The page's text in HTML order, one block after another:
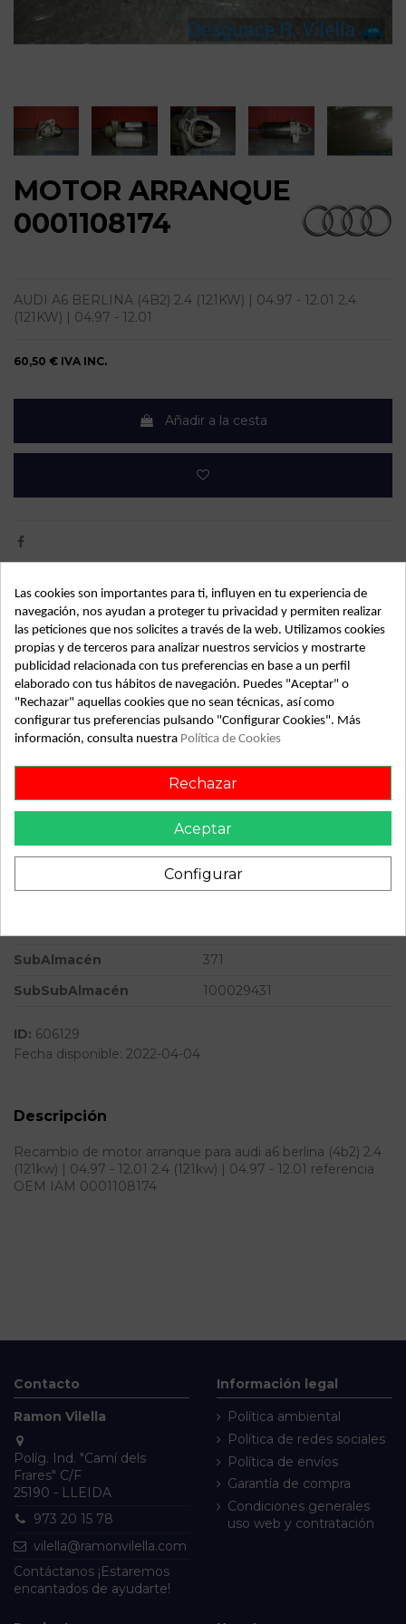
MOTOR ARRANQUE
0001108174
AUDI A6 BERLINA (4B2) 2.4 (121KW) | 04.97 - 12.01 2.4
(121KW) | 04.97 - 12.01
60,50 € IVA INC.
Añadir a la cesta
Detalles de producto
OEM:
0001108174
Año fabricación
1999
Código motor
APS
Bastidor
WAUZZZ4BZYN043255
Gasolina
Potencia
165CV 123KW
A6 BERLINA (4B2) 2.4
SubAlmacén
371
SubSubAlmacén
100029431
ID: 606129
Fecha disponible: 2022-04-04
Descripción
Recambio de motor arranque para audi a6 berlina (4b2) 2.4
(121kw) | 04.97 - 12.01 2.4 (121kw) | 04.97 - 12.01 referencia
OEM IAM 0001108174
Contacto
Ramon Vilella
Políg. Ind. "Camí dels
Frares" C/F
25190 - LLEIDA
973 20 15 78
vilella@ramonvilella.com
Contáctanos ¡Estaremos
encantados de ayudarte!
Información legal
Política ambiental
Política de redes sociales
Política de envíos
Garantía de compra
Condiciones generales
uso web y contratación
Las cookies son importantes para ti, influyen en tu experiencia de
navegación, nos ayudan a proteger tu privacidad y permiten realizar
las peticiones que nos solicites a través de la web. Utilizamos cookies
propias y de terceros para analizar nuestros servicios y mostrarte
publicidad relacionada con tus preferencias en base a un perfil
elaborado con tus hábitos de navegación. Puedes "Aceptar" o
"Rechazar" aquellas cookies que no sean técnicas, así como
configurar tus preferencias pulsando "Configurar Cookies". Más
información, consulta nuestra Política de Cookies
Rechazar
Aceptar
Configurar